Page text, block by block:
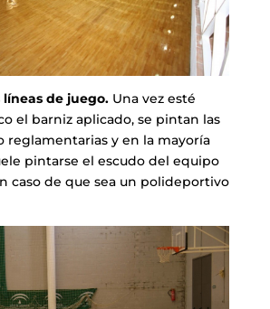
de juego.Una vez esté
el barniz aplicado, se pintan las
reglamentarias y en la mayoría
pintarse el escudo del equipo
caso de que sea un polideportivo